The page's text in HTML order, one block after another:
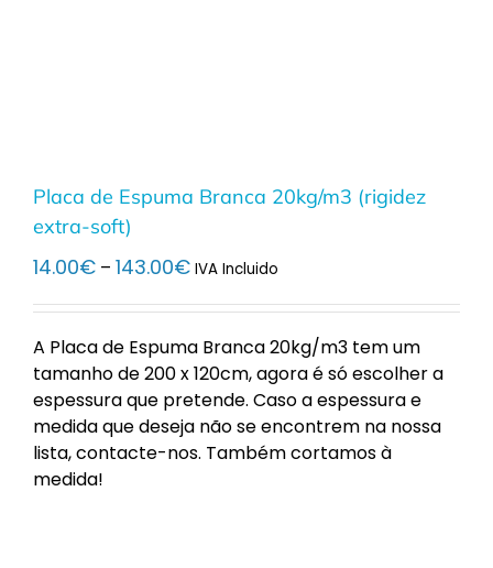
Placa de Espuma Branca 20kg/m3 (rigidez
extra-soft)
14.00€ – 143.00€Price
14.00€
through
143.00€
IVA Incluido
A Placa de Espuma Branca 20kg/m3 tem um
tamanho de 200 x 120cm, agora é só escolher a
espessura que pretende. Caso a espessura e
medida que deseja não se encontrem na nossa
lista, contacte-nos. Também cortamos à
medida!